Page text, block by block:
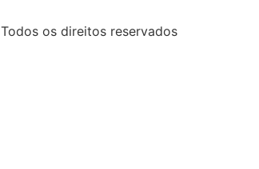
Todos os direitos reservados